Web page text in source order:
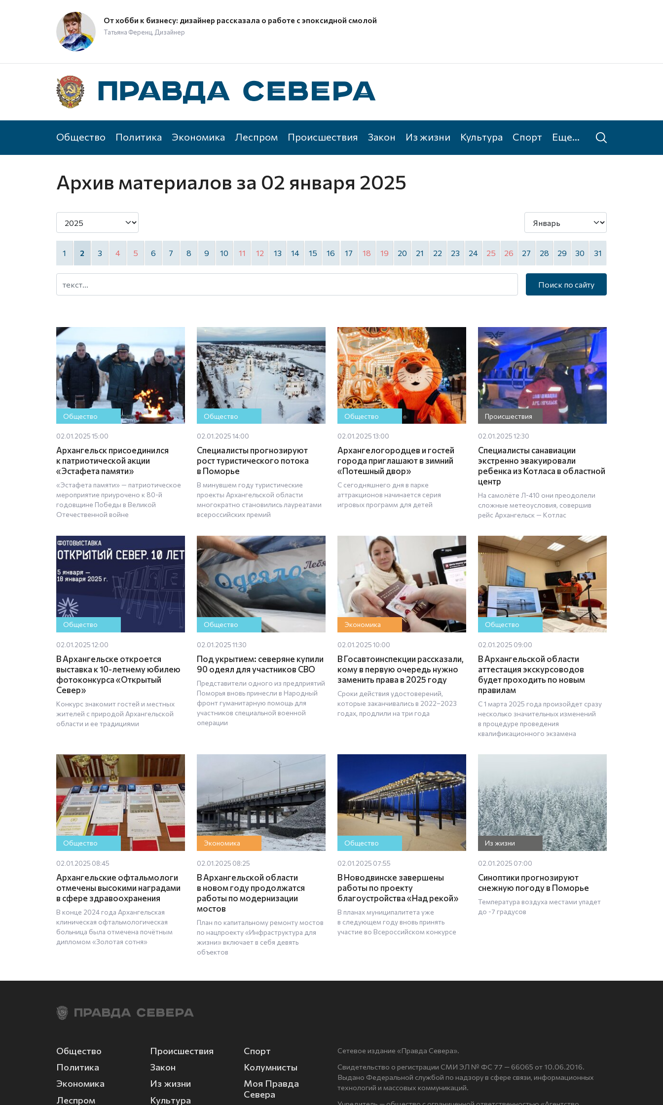
От хобби к бизнесу: дизайнер рассказала о работе с эпоксидной смолой
Татьяна Ференц, Дизайнер
Общество Политика Экономика Леспром Происшествия Закон Из жизни Культура Спорт Еще...
Архив материалов за 02 января 2025
1 2 3 4 5 6 7 8 9 10 11 12 13 14 15 16 17 18 19 20 21 22 23 24 25 26 27 28 29 30 31
Поиск по сайту
Общество
02.01.2025 15:00
Архангельск присоединился
к патриотической акции
«Эстафета памяти»
«Эстафета памяти» — патриотическое
мероприятие приурочено к 80-й
годовщине Победы в Великой
Отечественной войне
Общество
02.01.2025 14:00
Специалисты прогнозируют
рост туристического потока
в Поморье
В минувшем году туристические
проекты Архангельской области
многократно становились лауреатами
всероссийских премий
Общество
02.01.2025 13:00
Архангелогородцев и гостей
города приглашают в зимний
«Потешный двор»
С сегодняшнего дня в парке
аттракционов начинается серия
игровых программ для детей
Происшествия
02.01.2025 12:30
Специалисты санавиации
экстренно эвакуировали
ребенка из Котласа в областной
центр
На самолёте Л-410 они преодолели
сложные метеоусловия, совершив
рейс Архангельск — Котлас
Общество
02.01.2025 12:00
В Архангельске откроется
выставка к 10-летнему юбилею
фотоконкурса «Открытый
Север»
Конкурс знакомит гостей и местных
жителей с природой Архангельской
области и ее традициями
Общество
02.01.2025 11:30
Под укрытием: северяне купили
90 одеял для участников СВО
Представители одного из предприятий
Поморья вновь принесли в Народный
фронт гуманитарную помощь для
участников специальной военной
операции
Экономика
02.01.2025 10:00
В Госавтоинспекции рассказали,
кому в первую очередь нужно
заменить права в 2025 году
Сроки действия удостоверений,
которые заканчивались в 2022–2023
годах, продлили на три года
Общество
02.01.2025 09:00
В Архангельской области
аттестация экскурсоводов
будет проходить по новым
правилам
С 1 марта 2025 года произойдет сразу
несколько значительных изменений
в процедуре проведения
квалификационного экзамена
Общество
02.01.2025 08:45
Архангельские офтальмологи
отмечены высокими наградами
в сфере здравоохранения
В конце 2024 года Архангельская
клиническая офтальмологическая
больница была отмечена почётным
дипломом «Золотая сотня»
Экономика
02.01.2025 08:25
В Архангельской области
в новом году продолжатся
работы по модернизации
мостов
План по капитальному ремонту мостов
по нацпроекту «Инфраструктура для
жизни» включает в себя девять
объектов
Общество
02.01.2025 07:55
В Новодвинске завершены
работы по проекту
благоустройства «Над рекой»
В планах муниципалитета уже
в следующем году вновь принять
участие во Всероссийском конкурсе
Из жизни
02.01.2025 07:00
Синоптики прогнозируют
снежную погоду в Поморье
Температура воздуха местами упадет
до -7 градусов
Общество
Политика
Экономика
Леспром
Происшествия
Закон
Из жизни
Культура
Спорт
Колумнисты
Моя Правда
Севера
Сетевое издание «Правда Севера».
Свидетельство о регистрации СМИ ЭЛ № ФС 77 — 66065 от 10.06.2016.
Выдано Федеральной службой по надзору в сфере связи, информационных
технологий и массовых коммуникаций.